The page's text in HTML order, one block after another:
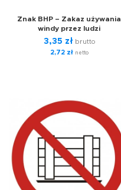
Znak BHP – Zakaz używania
windy przez ludzi
3,35 zł brutto
2,72 złnetto